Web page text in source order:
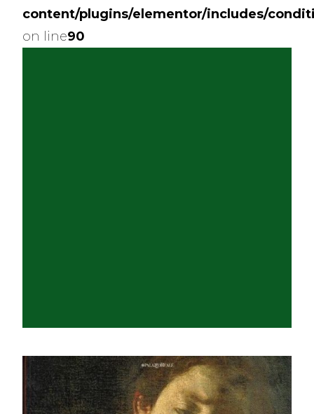
content/plugins/elementor/includes/
on line90